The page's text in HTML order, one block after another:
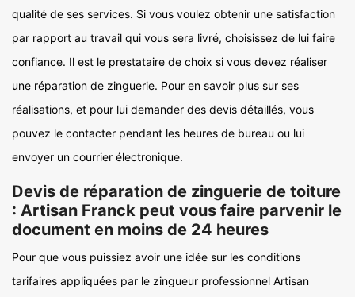
qualité de ses services. Si vous voulez obtenir une satisfaction
par rapport au travail qui vous sera livré, choisissez de lui faire
confiance. Il est le prestataire de choix si vous devez réaliser
une réparation de zinguerie. Pour en savoir plus sur ses
réalisations, et pour lui demander des devis détaillés, vous
pouvez le contacter pendant les heures de bureau ou lui
envoyer un courrier électronique.
Devis de réparation de zinguerie de toiture
: Artisan Franck peut vous faire parvenir le
document en moins de 24 heures
Pour que vous puissiez avoir une idée sur les conditions
tarifaires appliquées par le zingueur professionnel Artisan